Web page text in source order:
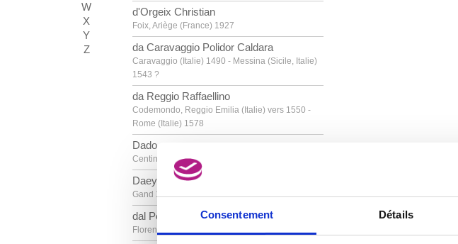
Consentement Détails
W
X
Y
Z
d'Orgeix Christian
Foix, Ariège (France) 1927
da Caravaggio Polidor Caldara
Caravaggio (Italie) 1490 - Messina (Sicile, Italie)
1543 ?
da Reggio Raffaellino
Codemondo, Reggio Emilia (Italie) vers 1550 -
Rome (Italie) 1578
Dado
Centinje (Monténégro, Yougoslavie) 1933
Daeye Hippolyte
Gand 1873 - Anvers 1952
dal Ponte Giovanni
Florence (Italie) 1385 - après 1437